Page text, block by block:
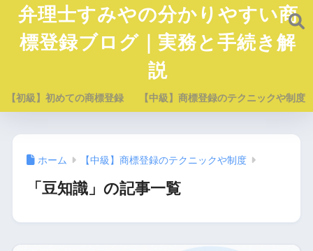
弁理士すみやの分かりやすい商
標登録ブログ｜実務と手続き解
説
【初級】初めての商標登録 【中級】商標登録のテクニックや制度
ホーム 【中級】商標登録のテクニックや制度
「豆知識」の記事一覧